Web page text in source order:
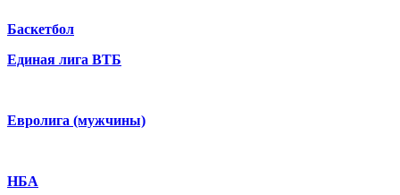
Баскетбол
Единая лига ВТБ
Евролига (мужчины)
НБА